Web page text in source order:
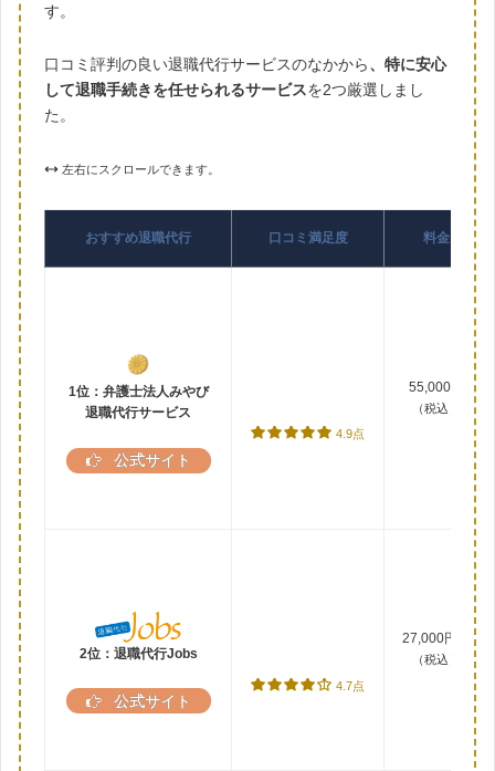
す。
口コミ評判の良い退職代行サービスのなかから、特に安心
して退職手続きを任せられるサービスを2つ厳選しまし
た。
左右にスクロールできます。
おすすめ退職代行 口コミ満足度 料金
1位：弁護士法人みやび
退職代行サービス
公式サイト
4.9点
55,000円
（税込）
2位：退職代行Jobs
公式サイト
4.7点
27,000円～
（税込）